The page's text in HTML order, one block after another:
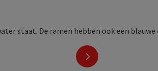
nächstes Element